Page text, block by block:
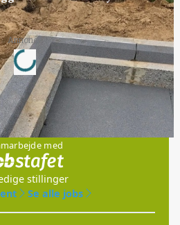
Annonce
Loading...
Jobs
med
stillinger
Se alle jobs